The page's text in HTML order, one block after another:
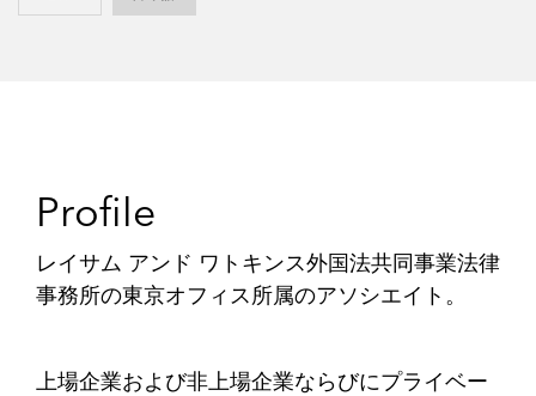
w
Profile
レイサム アンド ワトキンス外国法共同事業法律
事務所の東京オフィス所属のアソシエイト。
上場企業および非上場企業ならびにプライベー